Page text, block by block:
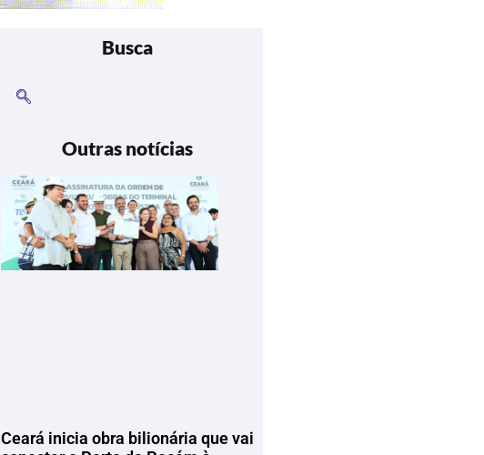
Busca
Outras notícias
Ceará inicia obra bilionária que vai